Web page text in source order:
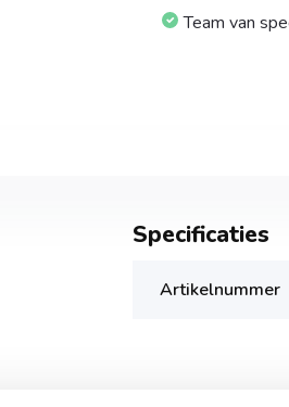
Team van
Specificaties
Artikelnummer